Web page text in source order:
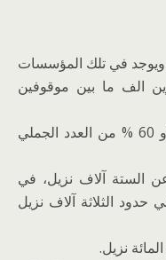
في تلك المؤسسات
الف ما بين موقوفين
تتراوح نسبة الموقوفين ما بين 50 %و 60 % من العدد الجملي
الستة آلاف نزيل، في
الثلاثة آلاف نزيل
نزيل.